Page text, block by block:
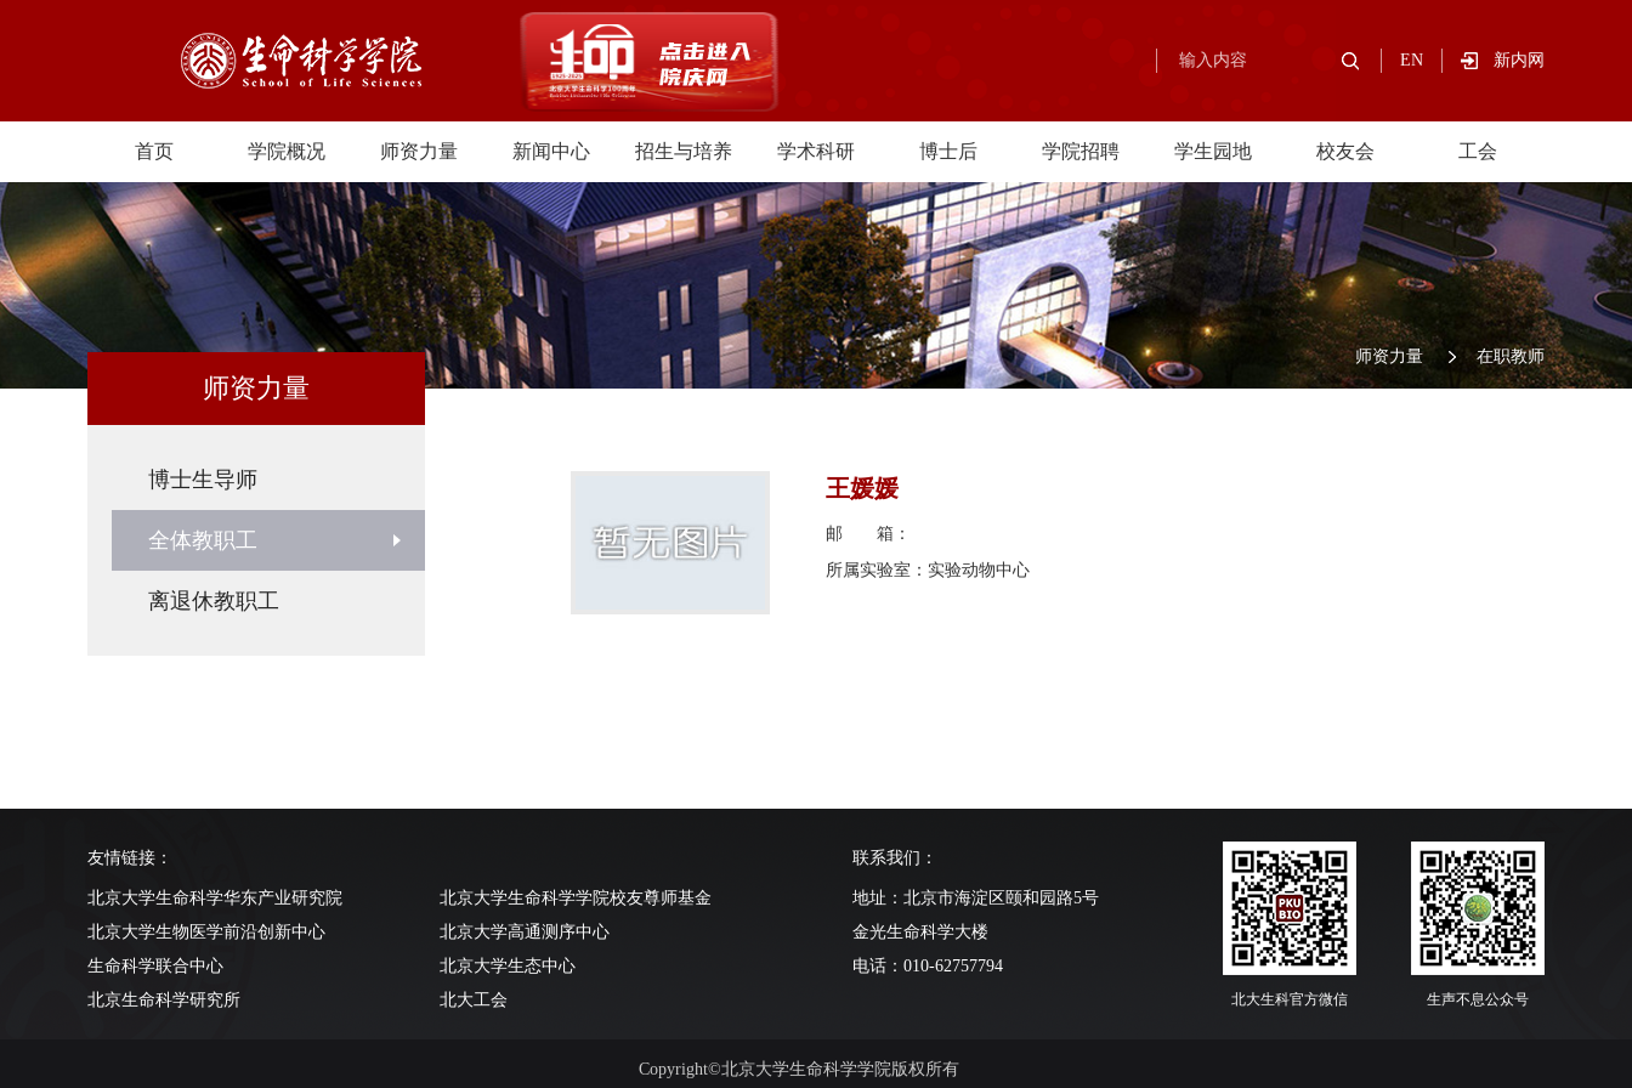
EN 新内网
首页 学院概况 师资力量 新闻中心 招生与培养 学术科研 博士后 学院招聘 学生园地 校友会 工会
师资力量 在职教师
师资力量
博士生导师
全体教职工
离退休教职工
王媛媛
邮 箱：
所属实验室：实验动物中心
友情链接：
北京大学生命科学华东产业研究院
北京大学生命科学学院校友尊师基金
北京大学生物医学前沿创新中心
北京大学高通测序中心
生命科学联合中心
北京大学生态中心
北京生命科学研究所
北大工会
联系我们：
地址：北京市海淀区颐和园路5号
金光生命科学大楼
电话：010-62757794
北大生科官方微信 生声不息公众号
Copyright©北京大学生命科学学院版权所有